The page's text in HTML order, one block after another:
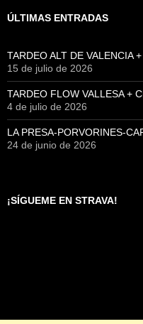
ÚLTIMAS ENTRADAS
TARDEO ALT DE VALENCIA
15 de julio de 2026
TARDEO FLOW VALLESA +
4 de julio de 2026
LA PRESA-PORVORINES-
24 de junio de 2026
¡SÍGUEME EN STRAVA!